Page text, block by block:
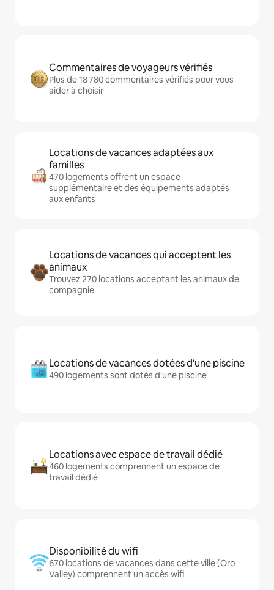
Commentaires de voyageurs vérifiés
Plus de 18 780 commentaires vérifiés pour vous
aider à choisir
Locations de vacances adaptées aux
familles
470 logements offrent un espace
supplémentaire et des équipements adaptés
aux enfants
Locations de vacances qui acceptent les
animaux
Trouvez 270 locations acceptant les animaux de
compagnie
Locations de vacances dotées d'une piscine
490 logements sont dotés d'une piscine
Locations avec espace de travail dédié
460 logements comprennent un espace de
travail dédié
Disponibilité du wifi
670 locations de vacances dans cette ville (Oro
Valley) comprennent un accès wifi